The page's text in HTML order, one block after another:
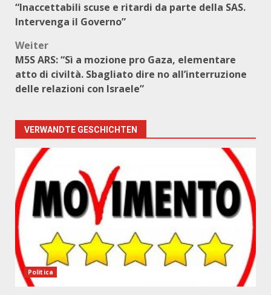
“Inaccettabili scuse e ritardi da parte della SAS.
Intervenga il Governo”
Weiter
M5S ARS: “Sì a mozione pro Gaza, elementare
atto di civiltà. Sbagliato dire no all’interruzione
delle relazioni con Israele”
VERWANDTE GESCHICHTEN
Politica